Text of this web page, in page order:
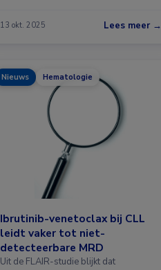
13 okt. 2025 Lees meer →
Nieuws Hematologie
Ibrutinib-venetoclax bij CLL
leidt vaker tot niet-
detecteerbare MRD
Uit de FLAIR-studie blijkt dat